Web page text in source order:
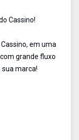
Cassino!
em uma
grande fluxo
marca!